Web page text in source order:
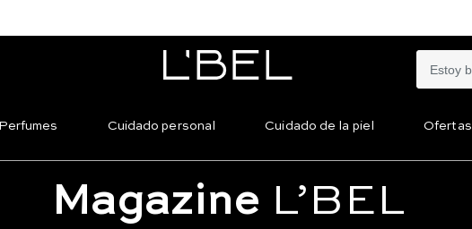
Perfumes Cuidado personal Cuidado de la piel Ofertas
Magazine L’BEL